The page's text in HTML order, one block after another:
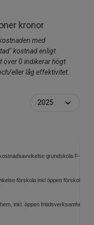
kronor
med
kostnad enligt
över 0 indikerar högt
eller låg effektivitet.
inkl. öppen fritidsverksamhet,
förskola inkl öppen förskola,
grundskola F-9,